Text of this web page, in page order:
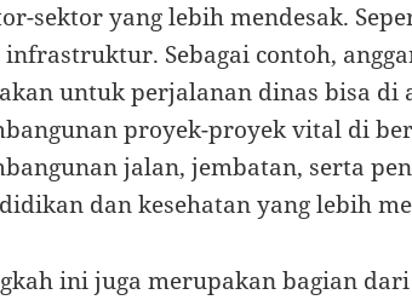
sektor yang lebih mendesak.
infrastruktur. Sebagai contoh,
untuk perjalanan dinas bisa
proyek-proyek vital di
jalan, jembatan, serta
dan kesehatan yang lebih
ini juga merupakan bagian